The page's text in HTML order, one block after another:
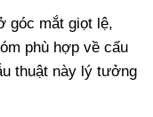
góc mắt giọt lệ,
phù hợp về cấu
thuật này lý tưởng